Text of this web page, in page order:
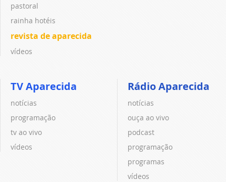
pastoral
rainha hotéis
revista de aparecida
vídeos
TV Aparecida
notícias
programação
tv ao vivo
vídeos
Rádio Aparecida
notícias
ouça ao vivo
podcast
programação
programas
vídeos